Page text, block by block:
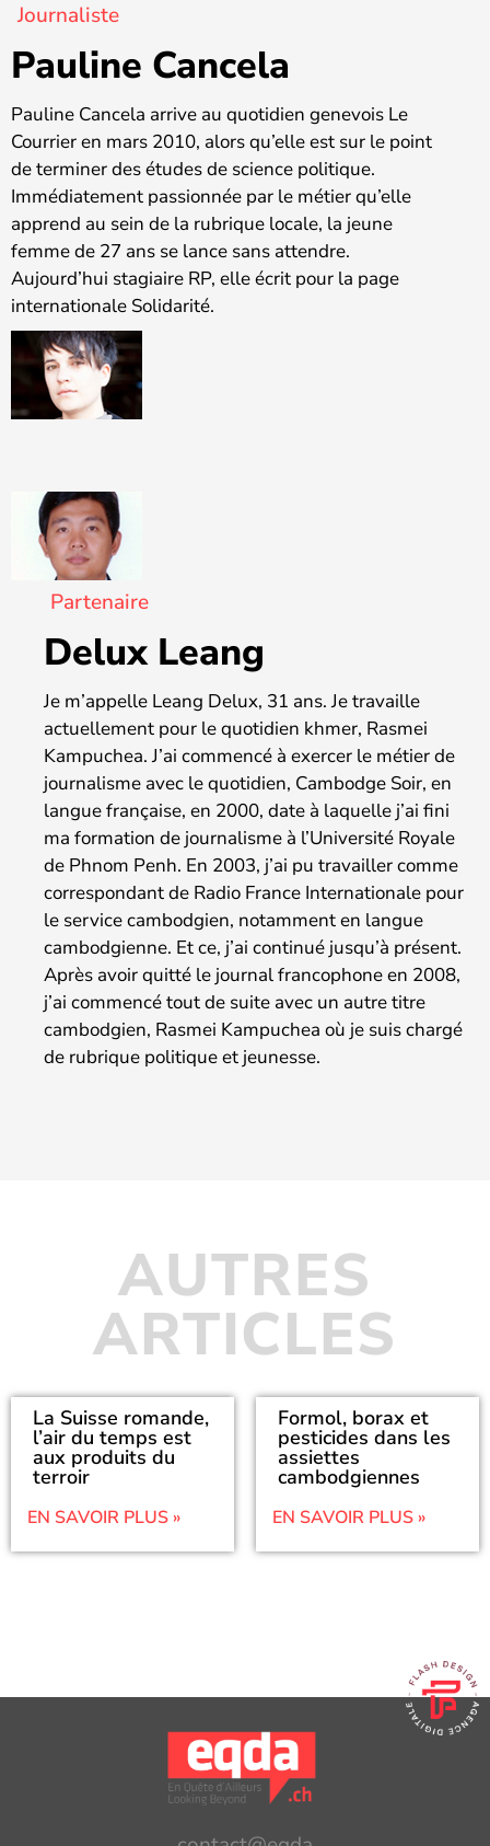
Journaliste
Pauline Cancela
Pauline Cancela arrive au quotidien genevois Le
Courrier en mars 2010, alors qu’elle est sur le point
de terminer des études de science politique.
Immédiatement passionnée par le métier qu’elle
apprend au sein de la rubrique locale, la jeune
femme de 27 ans se lance sans attendre.
Aujourd’hui stagiaire RP, elle écrit pour la page
internationale Solidarité.
Partenaire
Delux Leang
Je m’appelle Leang Delux, 31 ans. Je travaille
actuellement pour le quotidien khmer, Rasmei
Kampuchea. J’ai commencé à exercer le métier de
journalisme avec le quotidien, Cambodge Soir, en
langue française, en 2000, date à laquelle j’ai fini
ma formation de journalisme à l’Université Royale
de Phnom Penh. En 2003, j’ai pu travailler comme
correspondant de Radio France Internationale pour
le service cambodgien, notamment en langue
cambodgienne. Et ce, j’ai continué jusqu’à présent.
Après avoir quitté le journal francophone en 2008,
j’ai commencé tout de suite avec un autre titre
cambodgien, Rasmei Kampuchea où je suis chargé
de rubrique politique et jeunesse.
AUTRES
ARTICLES
La Suisse romande,
l’air du temps est
aux produits du
terroir
EN SAVOIR PLUS »
Formol, borax et
pesticides dans les
assiettes
cambodgiennes
EN SAVOIR PLUS »